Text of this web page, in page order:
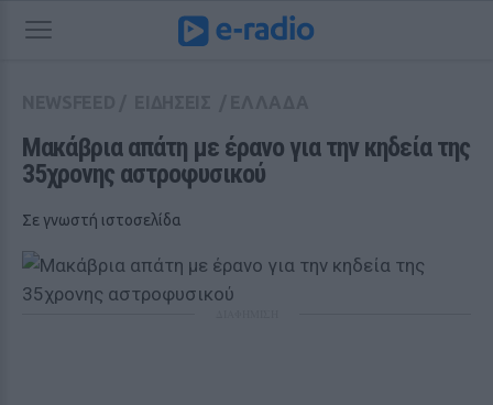
Μακάβρια απάτη με έρανο για την κηδεία της
35χρονης αστροφυσικού
Σε γνωστή ιστοσελίδα